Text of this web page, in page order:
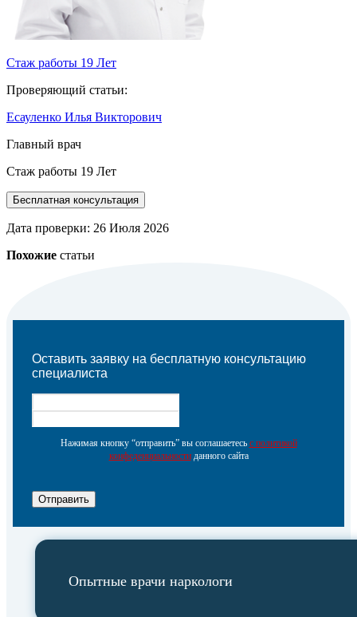
Стаж работы 19 Лет
Проверяющий статьи:
Есауленко Илья Викторович
Главный врач
Стаж работы 19 Лет
Бесплатная консультация
Дата проверки: 26 Июля 2026
Похожие статьи
Оставить заявку на бесплатную консультацию
специалиста
Нажимая кнопку “отправить” вы соглашаетесь с политикой
конфеденциальностиданного сайта
Отправить
Опытные врачи наркологи